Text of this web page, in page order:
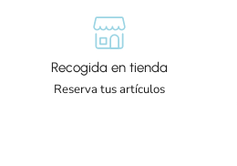
Recogida en tienda
Reserva tus artículos